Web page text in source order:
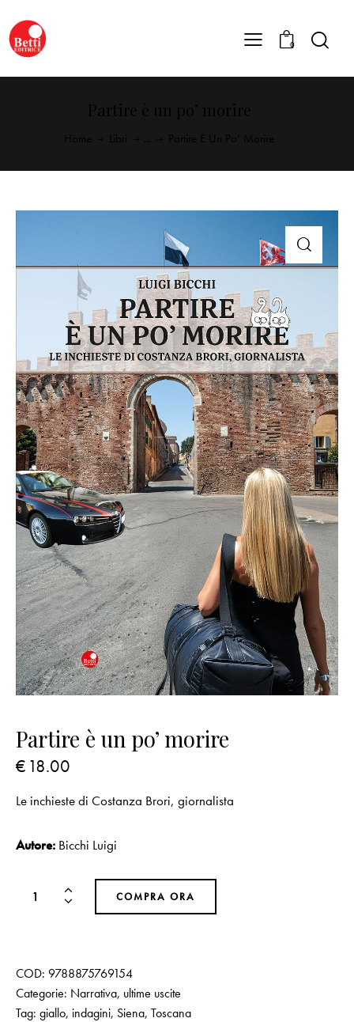
0
Partire è un po’ morire
€ 18.00
Le inchieste di Costanza Brori, giornalista
Autore: Bicchi Luigi
COMPRA ORA
COD: 9788875769154
Categorie: Narrativa, ultime uscite
Tag: giallo, indagini, Siena, Toscana